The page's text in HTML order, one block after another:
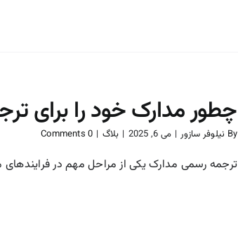
چطور مدارک خود را برای
چطور مدارک خود را برای
By نیلوفر سازور | می 6, 2025 | بلاگ |
0 Comments
ترجمه رسمی مدارک یکی از مراحل مهم در